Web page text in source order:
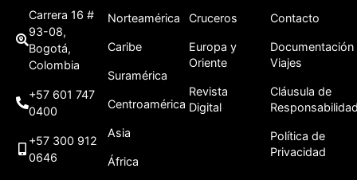
Carrera 16 #
93-08,
Bogotá,
Colombia
+57 601 747
0400
+57 300 912
0646
Norteamérica
Caribe
Suramérica
Centroamérica
Asia
África
Cruceros
Europa y
Oriente
Revista
Digital
Contacto
Documentación
Viajes
Cláusula de
Política de
Privacidad